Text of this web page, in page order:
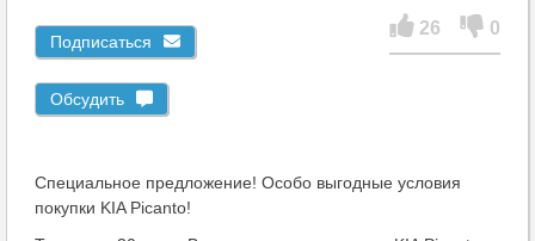
Подписаться
Обсудить
26 0
Специальное предложение! Особо выгодные условия
покупки KIA Picanto!